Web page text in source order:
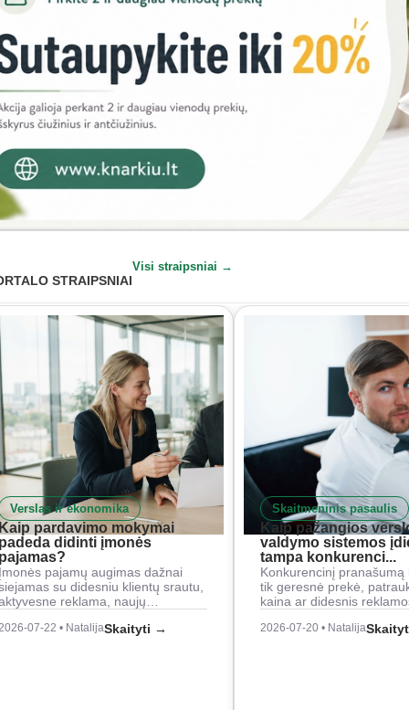
STRAIPSNIAI
Visi straipsniai →
Verslas ir ekonomika
pardavimo mokymai
didinti įmonės
pajamų augimas dažnai
su didesniu klientų srautu,
reklama, naujų…
07-22 • NatalijaSkaityti →
Skaitmeninis pasaulis
Kaip pažangios
valdymo sistemos
tampa konkurenci...
Konkurencinį pranašumą
tik geresnė prekė,
kaina ar didesnis
2026-07-20 • Natalija